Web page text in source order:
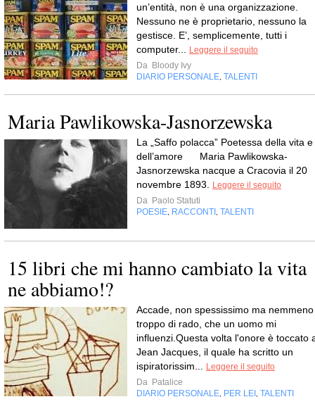
un’entità, non è una organizzazione.
Nessuno ne è proprietario, nessuno la
gestisce. E’, semplicemente, tutti i
computer...
Leggere il seguito
Da Bloody Ivy
DIARIO PERSONALE TALENTI
Maria Pawlikowska-Jasnorzewska
La „Saffo polacca” Poetessa della vita e
dell’amore Maria Pawlikowska-
Jasnorzewska nacque a Cracovia il 20
novembre 1893.
Leggere il seguito
Da Paolo Statuti
POESIE RACCONTI TALENTI
15 libri che mi hanno cambiato la vita
ne abbiamo!?
Accade, non spessissimo ma nemmeno
troppo di rado, che un uomo mi
influenzi.Questa volta l'onore è toccato
Jean Jacques, il quale ha scritto un
ispiratorissim...
Leggere il seguito
Da Patalice
DIARIO PERSONALE PER LEI TALENTI